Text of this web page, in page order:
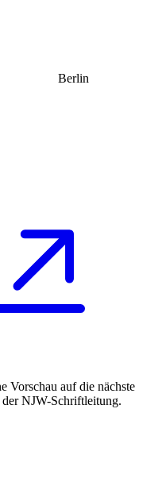
Berlin
Vorschau auf die nächste
NJW-Schriftleitung.